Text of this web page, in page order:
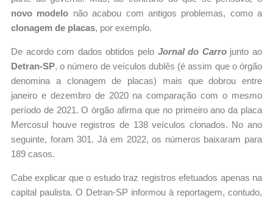
novo modelo não acabou com antigos problemas, como a
clonagem de placas, por exemplo.
De acordo com dados obtidos pelo Jornal do Carrojunto ao
Detran-SP, o número de veículos dublês (é assim que o órgão
denomina a clonagem de placas) mais que dobrou entre
janeiro e dezembro de 2020 na comparação com o mesmo
período de 2021. O órgão afirma que no primeiro ano da placa
Mercosul houve registros de 138 veículos clonados. No ano
seguinte, foram 301. Já em 2022, os números baixaram para
189 casos.
Cabe explicar que o estudo traz registros efetuados apenas na
capital paulista. O Detran-SP informou à reportagem, contudo,